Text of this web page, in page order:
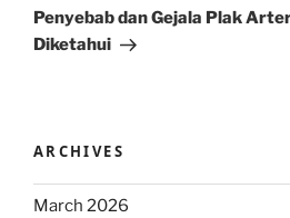
Post
Penyebab dan Gejala Plak
Diketahui
ARCHIVES
March 2026